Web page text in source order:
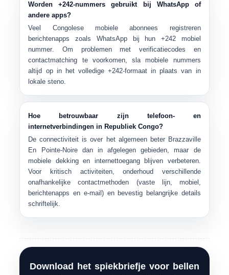
Worden +242-nummers gebruikt bij WhatsApp of
andere apps?
Veel Congolese mobiele abonnees registreren
berichtenapps zoals WhatsApp bij hun +242 mobiel
nummer. Om problemen met verificatiecodes en
contactmatching te voorkomen, sla mobiele nummers
altijd op in het volledige +242-formaat in plaats van in
lokale steno.
Hoe betrouwbaar zijn telefoon- en
internetverbindingen in Republiek Congo?
De connectiviteit is over het algemeen beter Brazzaville
En
Pointe-Noiredan in afgelegen gebieden, maar de
mobiele dekking en internettoegang blijven verbeteren.
Voor kritisch activiteiten, onderhoud verschillende
onafhankelijke contactmethoden (vaste lijn, mobiel,
berichtenapps en e-mail) en bevestig belangrijke details
schriftelijk.
Download het spiekbriefje voor bellen